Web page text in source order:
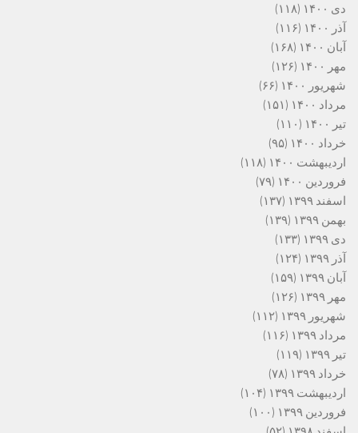
دی ۱۴۰۰
(۱۱۸)
آذر ۱۴۰۰
(۱۱۶)
آبان ۱۴۰۰
(۱۶۸)
مهر ۱۴۰۰
(۱۲۶)
شهریور ۱۴۰۰
(۶۶)
مرداد ۱۴۰۰
(۱۵۱)
تیر ۱۴۰۰
(۱۱۰)
خرداد ۱۴۰۰
(۹۵)
اردیبهشت ۱۴۰۰
(۱۱۸)
فروردین ۱۴۰۰
(۷۹)
اسفند ۱۳۹۹
(۱۳۷)
بهمن ۱۳۹۹
(۱۳۹)
دی ۱۳۹۹
(۱۳۳)
آذر ۱۳۹۹
(۱۲۴)
آبان ۱۳۹۹
(۱۵۹)
مهر ۱۳۹۹
(۱۲۶)
شهریور ۱۳۹۹
(۱۱۲)
مرداد ۱۳۹۹
(۱۱۶)
تیر ۱۳۹۹
(۱۱۹)
خرداد ۱۳۹۹
(۷۸)
اردیبهشت ۱۳۹۹
(۱۰۴)
فروردین ۱۳۹۹
(۱۰۰)